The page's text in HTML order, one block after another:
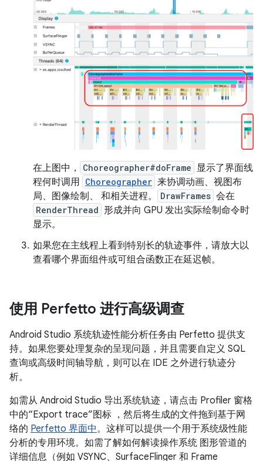
在上图中， Choreographer#doFrame
显示了界面线
程何时调用 Choreographer 来协调动画、视图布
局、图像绘制、 和相关进程。
DrawFrames 会在
RenderThread 形成并向 GPU 发出实际绘制命令时
显示。
如果您在主线程上看到特别长的轨迹事件，请放大以
查看哪个界面组件或可组合函数正在延迟帧。
使用 Perfetto 进行高级调查
Android Studio 系统轨迹性能分析任务由 Perfetto 提供支
持。如果您要处理复杂的呈现问题，并且需要自定义 SQL
查询或高级时间轴导航，则可以在 IDE 之外进行轨迹分
析。
如需从 Android Studio 导出系统轨迹，请点击 Profiler 窗格
中的“Export trace”图标 ，然后将生成的文件拖到基于网
络的 Perfetto 界面中。这样可以提供一个用于系统级性能
分析的专用环境。如需了解如何解读操作系统 图形管道的
详细信息（例如 VSYNC、SurfaceFlinger 和 Frame